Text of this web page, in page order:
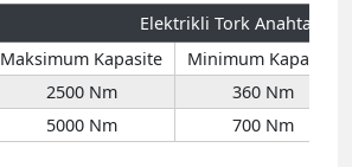
Elektrikli Tork Anahtarları
Maksimum Kapasite
Minimum Kapasite
2500 Nm
360 Nm
5000 Nm 700 Nm